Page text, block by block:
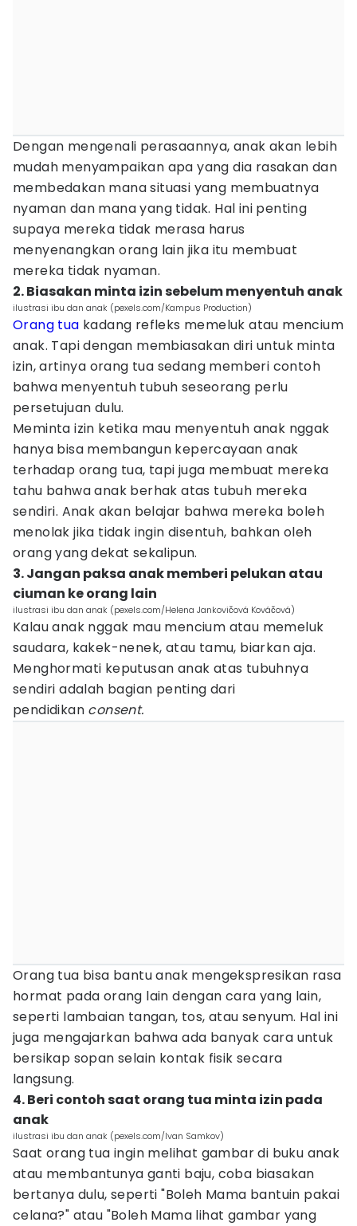
Dengan mengenali perasaannya, anak akan lebih
mudah menyampaikan apa yang dia rasakan dan
membedakan mana situasi yang membuatnya
nyaman dan mana yang tidak. Hal ini penting
supaya mereka tidak merasa harus
menyenangkan orang lain jika itu membuat
mereka tidak nyaman.
2. Biasakan minta izin sebelum menyentuh anak
ilustrasi ibu dan anak (pexels.com/Kampus Production)
Orang tua kadang refleks memeluk atau mencium
anak. Tapi dengan membiasakan diri untuk minta
izin, artinya orang tua sedang memberi contoh
bahwa menyentuh tubuh seseorang perlu
persetujuan dulu.
Meminta izin ketika mau menyentuh anak nggak
hanya bisa membangun kepercayaan anak
terhadap orang tua, tapi juga membuat mereka
tahu bahwa anak berhak atas tubuh mereka
sendiri. Anak akan belajar bahwa mereka boleh
menolak jika tidak ingin disentuh, bahkan oleh
orang yang dekat sekalipun.
3. Jangan paksa anak memberi pelukan atau
ciuman ke orang lain
ilustrasi ibu dan anak (pexels.com/Helena Jankovičová Kováčová)
Kalau anak nggak mau mencium atau memeluk
saudara, kakek-nenek, atau tamu, biarkan aja.
Menghormati keputusan anak atas tubuhnya
sendiri adalah bagian penting dari
pendidikan consent.
Orang tua bisa bantu anak mengekspresikan rasa
hormat pada orang lain dengan cara yang lain,
seperti lambaian tangan, tos, atau senyum. Hal ini
juga mengajarkan bahwa ada banyak cara untuk
bersikap sopan selain kontak fisik secara
langsung.
4. Beri contoh saat orang tua minta izin pada
anak
ilustrasi ibu dan anak (pexels.com/Ivan Samkov)
Saat orang tua ingin melihat gambar di buku anak
atau membantunya ganti baju, coba biasakan
bertanya dulu, seperti "Boleh Mama bantuin pakai
celana?" atau "Boleh Mama lihat gambar yang